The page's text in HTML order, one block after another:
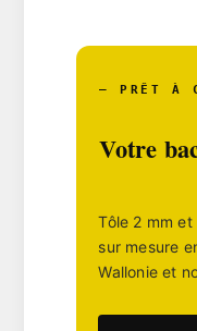
— PRÊT À
Votre
Tôle 2 mm
sur mesure
Wallonie et